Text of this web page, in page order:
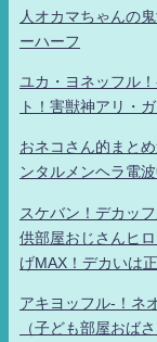
人オカマちゃんの
ーハーフ
ユカ・ヨネッフル
ト！害獣神アリ・
おネコさん的まと
ンタルメンヘラ電
スケバン！デカッ
供部屋おじさんヒ
げMAX！デカいは
アキヨッフル-！ネ
（子ども部屋おば